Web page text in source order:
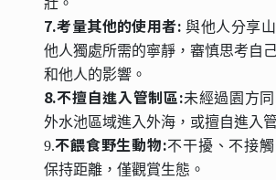
壯。
7.考量其他的使用者: 與他人分享
他人獨處所需的寧靜，審慎思考自
和他人的影響。
8.不擅自進入管制區:未經過園方
外水池區域進入外海，或擅自進入
9.不餵食野生動物:不干擾、不接
保持距離，僅觀賞生態。